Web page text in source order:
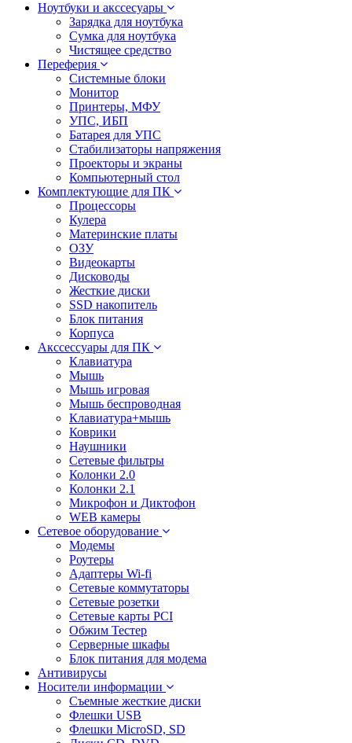
Ноутбуки и акссесуары
Зарядка для ноутбука
Сумка для ноутбука
Чистящее средство
Переферия
Системные блоки
Монитор
Принтеры, МФУ
УПС, ИБП
Батарея для УПС
Стабилизаторы напряжения
Проекторы и экраны
Компьютерный стол
Комплектующие для ПК
Процессоры
Кулера
Материнские платы
ОЗУ
Видеокарты
Дисководы
Жесткие диски
SSD накопитель
Блок питания
Корпуса
Акссессуары для ПК
Клавиатура
Мышь
Мышь игровая
Мышь беспроводная
Клавиатура+мышь
Коврики
Наушники
Сетевые фильтры
Колонки 2.0
Колонки 2.1
Микрофон и Диктофон
WEB камеры
Сетевое оборудование
Модемы
Роутеры
Адаптеры Wi-fi
Сетевые коммутаторы
Сетевые розетки
Сетевые карты PCI
Обжим Тестер
Серверные шкафы
Блок питания для модема
Антивирусы
Носители информации
Съемные жесткие диски
Флешки USB
Флешки MicroSD, SD